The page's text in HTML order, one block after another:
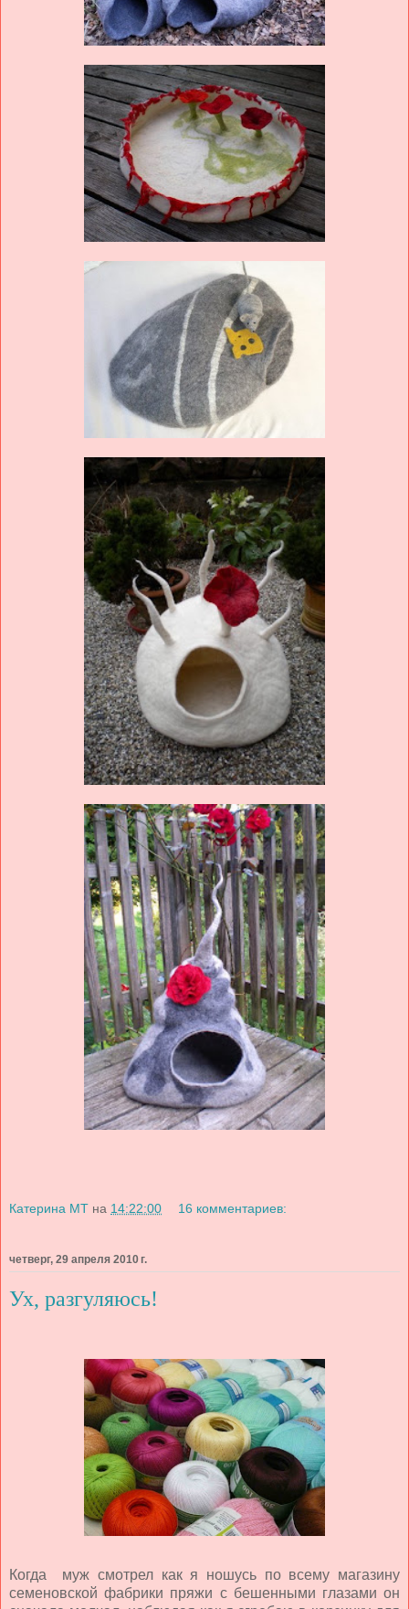
Катерина МТ на 14:22:00 16 комментариев:
четверг, 29 апреля 2010 г.
Ух, разгуляюсь!
Когда муж смотрел как я ношусь по всему магазину
семеновской фабрики пряжи с бешенными глазами он